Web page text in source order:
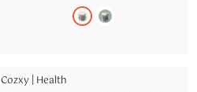
Cozxy | Health